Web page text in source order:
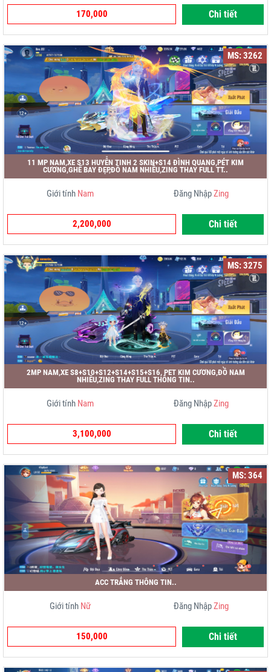
170,000 Chi tiết
MS: 3262
11 MP NAM,XE S13 HUYỄN TINH 2 SKIN+S14 ĐÌNH QUANG,PÉT KIM
CƯƠNG,GHẾ BAY ĐẸP,ĐỒ NAM NHIỀU,ZING THAY FULL TT..
Giới tính Nam Đăng NhậpZing
2,200,000 Chi tiết
MS: 3275
2MP NAM,XE S8+S10+S12+S14+S15+S16, PET KIM CƯƠNG,ĐỒ NAM
NHIỀU,ZING THAY FULL THÔNG TIN..
Giới tính Nam Đăng NhậpZing
3,100,000 Chi tiết
MS: 364
ACC TRẮNG THÔNG TIN..
Giới tính Nữ Đăng NhậpZing
150,000 Chi tiết